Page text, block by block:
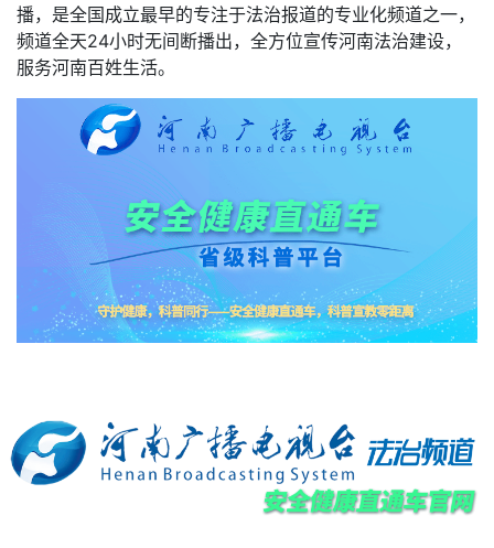
播，是全国成立最早的专注于法治报道的专业化频道之一，
频道全天24小时无间断播出，全方位宣传河南法治建设，
服务河南百姓生活。